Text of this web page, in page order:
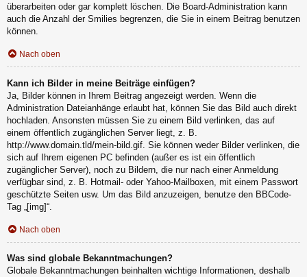
überarbeiten oder gar komplett löschen. Die Board-Administration kann
auch die Anzahl der Smilies begrenzen, die Sie in einem Beitrag benutzen
können.
Nach oben
Kann ich Bilder in meine Beiträge einfügen?
Ja, Bilder können in Ihrem Beitrag angezeigt werden. Wenn die
Administration Dateianhänge erlaubt hat, können Sie das Bild auch direkt
hochladen. Ansonsten müssen Sie zu einem Bild verlinken, das auf
einem öffentlich zugänglichen Server liegt, z. B.
http://www.domain.tld/mein-bild.gif. Sie können weder Bilder verlinken, die
sich auf Ihrem eigenen PC befinden (außer es ist ein öffentlich
zugänglicher Server), noch zu Bildern, die nur nach einer Anmeldung
verfügbar sind, z. B. Hotmail- oder Yahoo-Mailboxen, mit einem Passwort
geschützte Seiten usw. Um das Bild anzuzeigen, benutze den BBCode-
Tag „[img]“.
Nach oben
Was sind globale Bekanntmachungen?
Globale Bekanntmachungen beinhalten wichtige Informationen, deshalb